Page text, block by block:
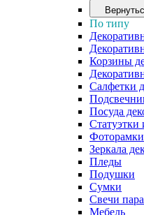
По типу
Корзины
Салфетки
Посуда
Статуэтки
Фоторамки
Зеркала
Пледы
Подушки
Сумки
Свечи
Мебель